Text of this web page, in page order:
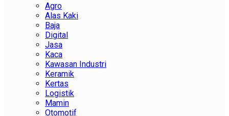
Agro
Alas Kaki
Baja
Digital
Jasa
Kaca
Kawasan Industri
Keramik
Kertas
Logistik
Mamin
Otomotif